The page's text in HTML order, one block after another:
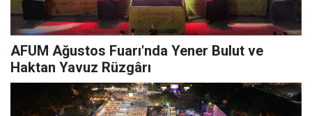
AFUM Ağustos Fuarı'nda Yener Bulut ve
Haktan Yavuz Rüzgârı